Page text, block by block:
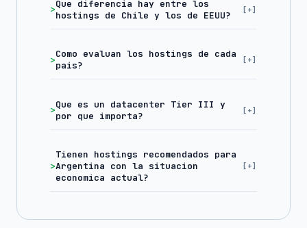
Que diferencia hay entre los
hostings de Chile y los de EEUU?
Como evaluan los hostings de cada
pais?
Que es un datacenter Tier III y
por que importa?
Tienen hostings recomendados para
Argentina con la situacion
economica actual?